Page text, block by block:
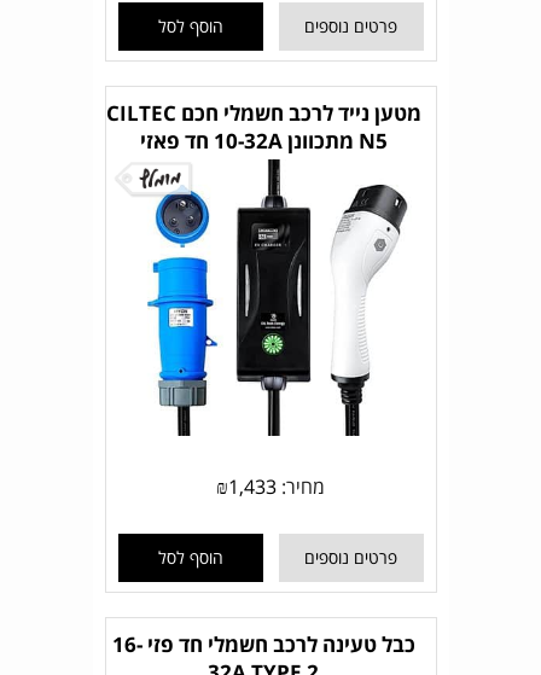
פרטים נוספים הוסף לסל
מטען נייד לרכב חשמלי חכם CILTEC
N5 מתכוונן 10-32A חד פאזי
מחיר: ₪1,433
פרטים נוספים הוסף לסל
כבל טעינה לרכב חשמלי חד פזי 16-